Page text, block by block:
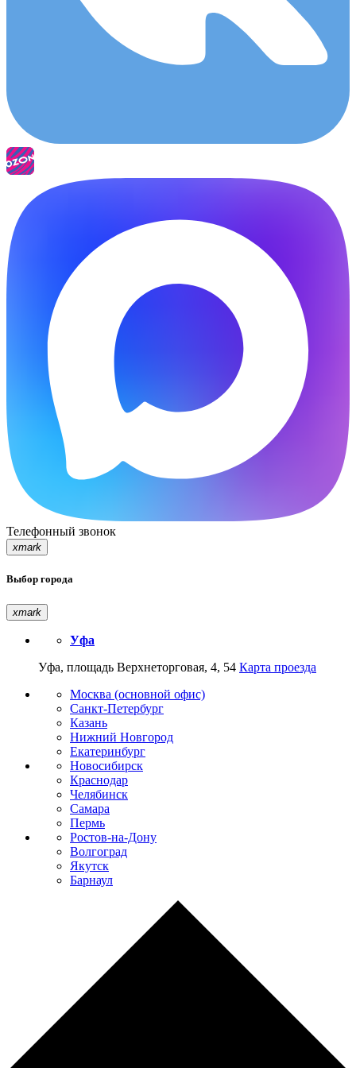
Телефонный звонок
xmark
Выбор города
xmark
Уфа
Уфа, площадь Верхнеторговая, 4, 54 Карта проезда
Москва (основной офис)
Санкт-Петербург
Казань
Нижний Новгород
Екатеринбург
Новосибирск
Краснодар
Челябинск
Самара
Пермь
Ростов-на-Дону
Волгоград
Якутск
Барнаул